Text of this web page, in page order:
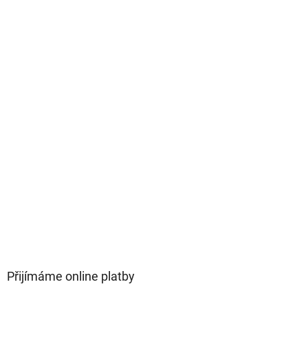
Přijímáme online platby